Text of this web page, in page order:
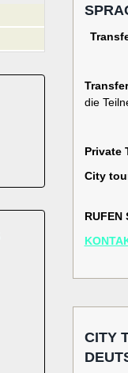
die
Private
City
RUFEN
CITY